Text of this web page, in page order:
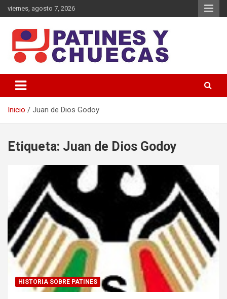
Saltar
al
viernes, agosto 7, 2026
Patines y Chuecas
Inicio Juan de Dios Godoy
Etiqueta: Juan de Dios Godoy
HISTORIA SOBRE PATINES